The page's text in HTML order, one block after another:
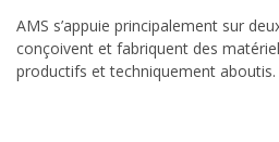
AMS s’appuie principalement sur
conçoivent et fabriquent des
productifs et techniquement aboutis.